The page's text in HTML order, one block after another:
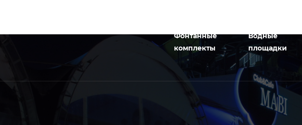
Фонтанные
комплекты
Водные
площадки